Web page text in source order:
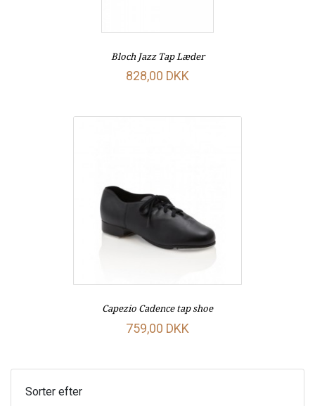
Bloch Jazz Tap Læder
828,00 DKK
Capezio Cadence tap shoe
759,00 DKK
Sorter efter